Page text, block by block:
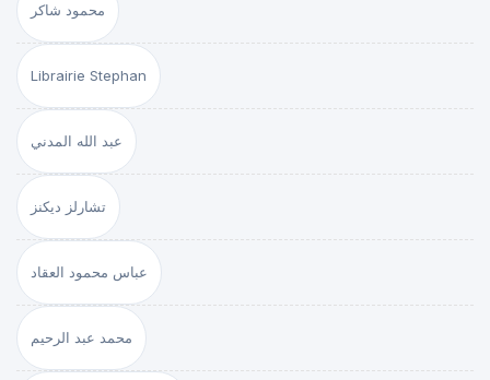
محمود شاكر
Librairie Stephan
عبد الله المدني
تشارلز ديكنز
عباس محمود العقاد
محمد عبد الرحيم